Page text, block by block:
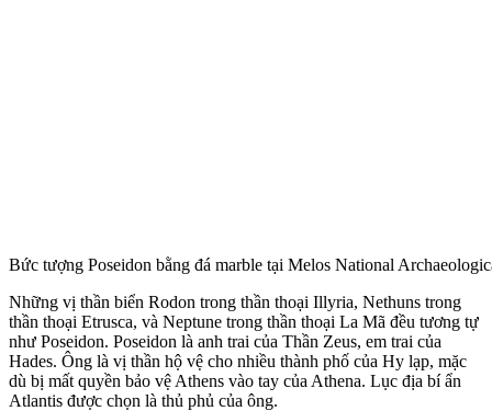
Bức tượng Poseidon bằng đá marble tại Melos National
Những vị thần biển Rodon trong thần thoại Illyria, Nethuns trong
thần thoại Etrusca, và Neptune trong thần thoại La Mã đều tương tự
như Poseidon. Poseidon là anh trai của Thần Zeus, em trai của
Hades. Ông là vị thần hộ vệ cho nhiều thành phố của Hy lạp, mặc
dù bị mất quyền bảo vệ Athens vào tay của Athena. Lục địa bí ẩn
Atlantis được chọn là thủ phủ của ông.